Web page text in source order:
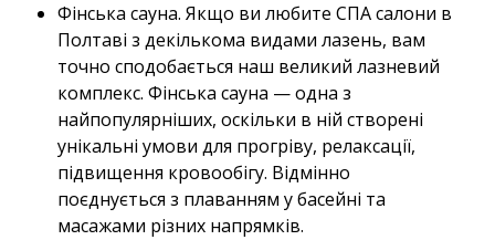
Фінська сауна. Якщо ви любите СПА салони в
Полтаві з декількома видами лазень, вам
точно сподобається наш великий лазневий
комплекс. Фінська сауна — одна з
найпопулярніших, оскільки в ній створені
унікальні умови для прогріву, релаксації,
підвищення кровообігу. Відмінно
поєднується з плаванням у басейні та
масажами різних напрямків.